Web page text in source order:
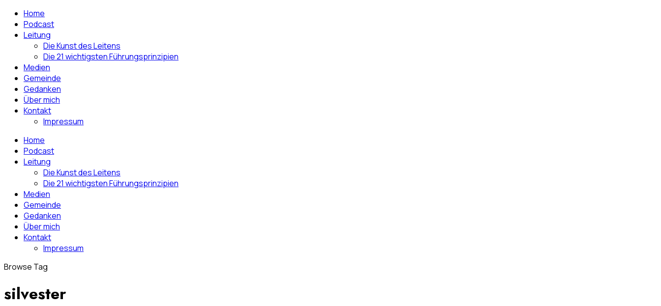
Home
Podcast
Leitung
Die Kunst des Leitens
Die 21 wichtigsten Führungsprinzipien
Medien
Gemeinde
Gedanken
Über mich
Kontakt
Impressum
Home
Podcast
Leitung
Die Kunst des Leitens
Die 21 wichtigsten Führungsprinzipien
Medien
Gemeinde
Gedanken
Über mich
Kontakt
Impressum
Browse Tag
silvester